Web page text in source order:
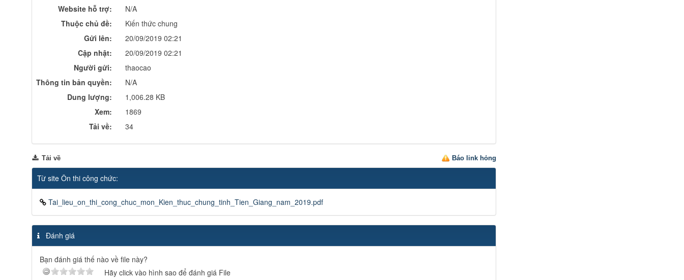
Website hỗ trợ:
N/A
Thuộc chủ đề:
Kiến thức chung
Gửi lên:
20/09/2019 02:21
Cập nhật:
20/09/2019 02:21
Người gửi:
thaocao
Thông tin bản quyền:
N/A
Dung lượng:
1,006.28 KB
Xem:
1869
Tải về:
34
Báo link hỏng
Tải về
Từ site Ôn thi công chức:
Tai_lieu_on_thi_cong_chuc_mon_Kien_thuc_chung_tinh_Tien_Giang_nam_2019.pdf
Đánh giá
Bạn đánh giá thế nào về file này?
Hãy click vào hình sao để đánh giá File